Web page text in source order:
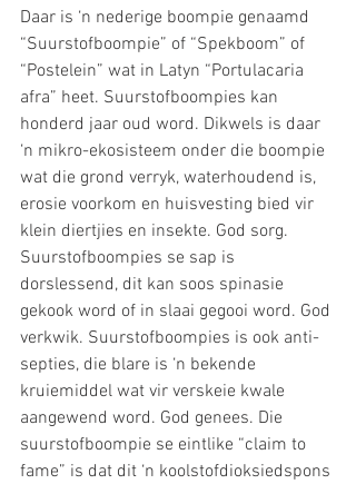
Daar is ‘n nederige boompie genaamd
“Suurstofboompie” of “Spekboom” of
“Postelein” wat in Latyn “Portulacaria
afra” heet. Suurstofboompies kan
honderd jaar oud word. Dikwels is daar
‘n mikro-ekosisteem onder die boompie
wat die grond verryk, waterhoudend is,
erosie voorkom en huisvesting bied vir
klein diertjies en insekte. God sorg.
Suurstofboompies se sap is
dorslessend, dit kan soos spinasie
gekook word of in slaai gegooi word. God
verkwik. Suurstofboompies is ook anti-
septies, die blare is ‘n bekende
kruiemiddel wat vir verskeie kwale
aangewend word. God genees. Die
suurstofboompie se eintlike “claim to
fame” is dat dit ‘n koolstofdioksiedspons